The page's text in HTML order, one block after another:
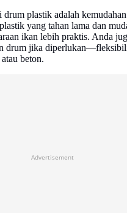
plastik adalah
yang tahan lama dan
ikan lebih praktis. Anda
drum jika
beton.
Advertisement